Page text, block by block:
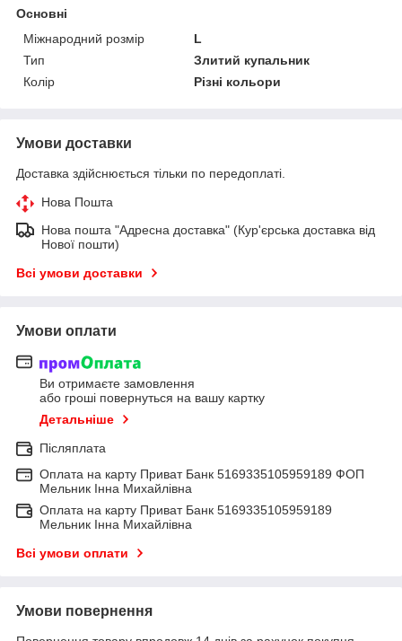
Основні
Міжнародний розмір
L
Тип
Злитий купальник
Колір
Різні кольори
Умови доставки
Доставка здійснюється тільки по передоплаті.
Нова Пошта
Нова пошта "Адресна доставка" (Кур'єрська доставка від
Нової пошти)
Всі умови доставки
Умови оплати
Ви отримаєте замовлення
або гроші повернуться на вашу картку
Детальніше
Післяплата
Оплата на карту Приват Банк 5169335105959189 ФОП
Мельник Інна Михайлівна
Оплата на карту Приват Банк 5169335105959189
Мельник Інна Михайлівна
Всі умови оплати
Умови повернення